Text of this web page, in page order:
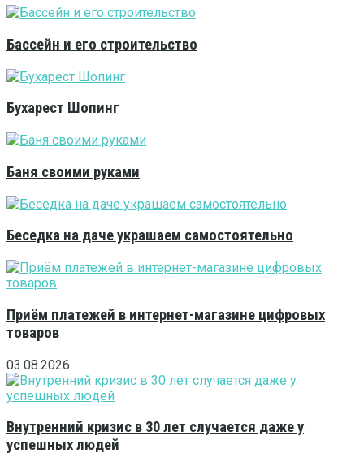
Бассейн и его строительство
Бухарест Шопинг
Баня своими руками
Беседка на даче украшаем самостоятельно
Приём платежей в интернет-магазине цифровых
товаров
03.08.2026
Внутренний кризис в 30 лет случается даже у
успешных людей